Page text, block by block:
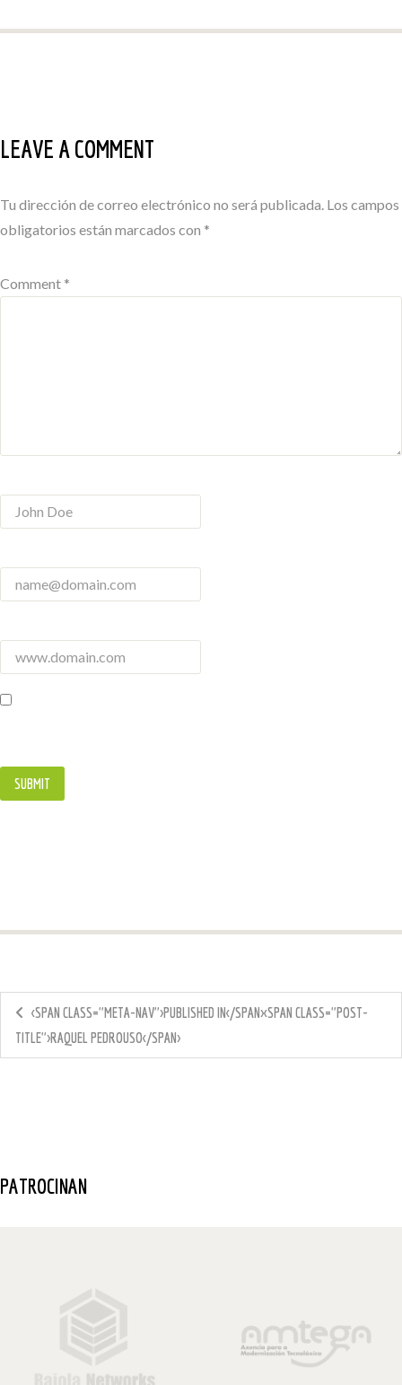
LEAVE A COMMENT
Tu dirección de correo electrónico no será publicada. Los campos
obligatorios están marcados con *
Comment *
<SPAN CLASS="META-NAV">PUBLISHED IN</SPAN><SPAN CLASS="POST-
TITLE">RAQUEL PEDROUSO</SPAN>
PATROCINAN